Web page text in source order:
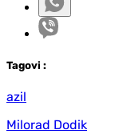
Tagovi :
azil
Milorad Dodik